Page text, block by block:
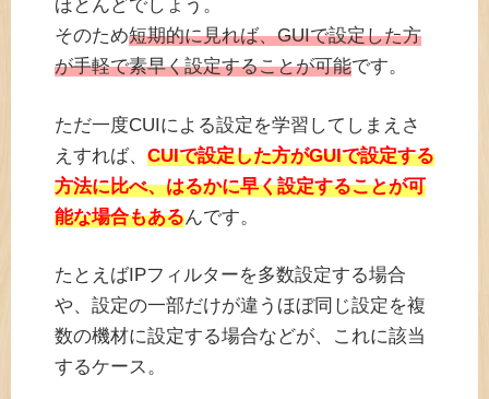
ほとんどでしょう。
そのため短期的に見れば、GUIで設定した方
が手軽で素早く設定することが可能です。
ただ一度CUIによる設定を学習してしまえさ
えすれば、 CUIで設定した方がGUIで設定する
方法に比べ、はるかに早く設定することが可
能な場合もあるんです。
たとえばIPフィルターを多数設定する場合
や、設定の一部だけが違うほぼ同じ設定を複
数の機材に設定する場合などが、これに該当
するケース。